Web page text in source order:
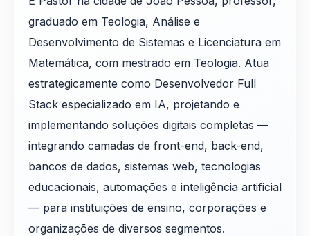
graduado em Teologia, Análise e
Desenvolvimento de Sistemas e Licenciatura em
Matemática, com mestrado em Teologia. Atua
estrategicamente como Desenvolvedor Full
Stack especializado em IA, projetando e
implementando soluções digitais completas —
integrando camadas de front-end, back-end,
bancos de dados, sistemas web, tecnologias
educacionais, automações e inteligência artificial
— para instituições de ensino, corporações e
organizações de diversos segmentos.